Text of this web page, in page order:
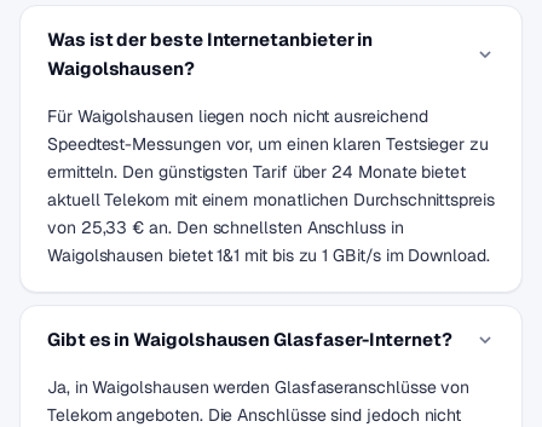
Was ist der beste Internetanbieter in
Waigolshausen?
Für Waigolshausen liegen noch nicht ausreichend
Speedtest-Messungen vor, um einen klaren Testsieger zu
ermitteln. Den günstigsten Tarif über 24 Monate bietet
aktuell Telekom mit einem monatlichen Durchschnittspreis
von 25,33 € an. Den schnellsten Anschluss in
Waigolshausen bietet 1&1 mit bis zu 1 GBit/s im Download.
Gibt es in Waigolshausen Glasfaser-Internet?
Ja, in Waigolshausen werden Glasfaseranschlüsse von
Telekom angeboten. Die Anschlüsse sind jedoch nicht